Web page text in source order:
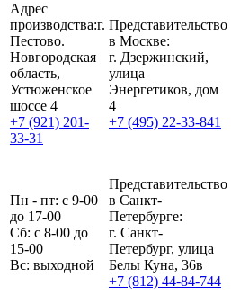
Адрес
производства:г.
Пестово.
Новгородская
область,
Устюженское
шоссе 4
+7 (921) 201-
33-31
Представительство
в Москве:
г. Дзержинский,
улица
Энергетиков, дом
4
+7 (495) 22-33-841
Пн - пт: с 9-00
до 17-00
Сб: с 8-00 до
15-00
Вс: выходной
Представительство
в Санкт-
Петербурге:
г. Санкт-
Петербург, улица
Белы Куна, 36в
+7 (812) 44-84-744